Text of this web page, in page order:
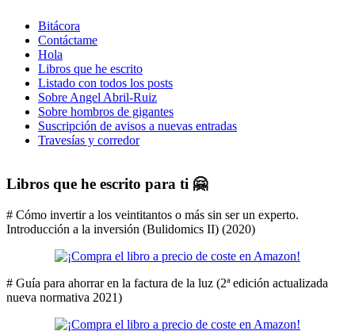
Bitácora
Contáctame
Hola
Libros que he escrito
Listado con todos los posts
Sobre Angel Abril-Ruiz
Sobre hombros de gigantes
Suscripción de avisos a nuevas entradas
Travesías y corredor
Libros que he escrito para ti 🤗
# Cómo invertir a los veintitantos o más sin ser un experto.
Introducción a la inversión (Bulidomics II) (2020)
# Guía para ahorrar en la factura de la luz (2ª edición actualizada
nueva normativa 2021)